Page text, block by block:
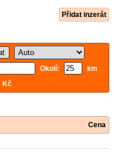
Přidat inzerát
Okolí:
km
Kč
Cena